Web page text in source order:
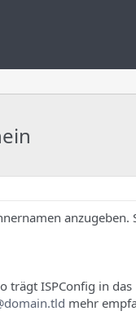
anzugeben.
trägt ISPConfig in das
mehr